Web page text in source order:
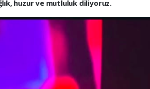
huzur ve mutluluk diliyoruz.